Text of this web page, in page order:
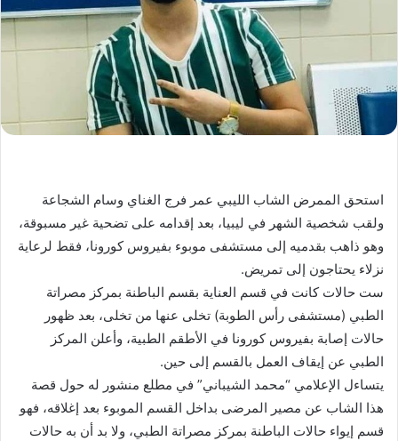
استحق الممرض الشاب الليبي عمر فرج الغناي وسام الشجاعة
ولقب شخصية الشهر في ليبيا، بعد إقدامه على تضحية غير مسبوقة،
وهو ذاهب بقدميه إلى مستشفى موبوء بفيروس كورونا، فقط لرعاية
نزلاء يحتاجون إلى تمريض.
ست حالات كانت في قسم العناية بقسم الباطنة بمركز مصراتة
الطبي (مستشفى رأس الطوبة) تخلى عنها من تخلى، بعد ظهور
حالات إصابة بفيروس كورونا في الأطقم الطبية، وأعلن المركز
الطبي عن إيقاف العمل بالقسم إلى حين.
يتساءل الإعلامي “محمد الشيباني” في مطلع منشور له حول قصة
هذا الشاب عن مصير المرضى بداخل القسم الموبوء بعد إغلاقه، فهو
قسم إيواء حالات الباطنة بمركز مصراتة الطبي، ولا بد أن به حالات